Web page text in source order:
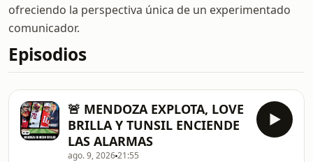
ofreciendo la perspectiva única de un experimentado
comunicador.
Episodios
🚨 MENDOZA EXPLOTA, LOVE
BRILLA Y TUNSIL ENCIENDE
LAS ALARMAS
ago. 9, 202621:55